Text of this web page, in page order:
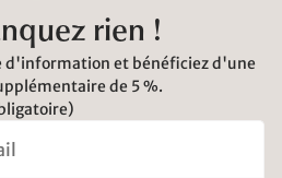
rien !
d'information et bénéficiez d'une
de 5 %.